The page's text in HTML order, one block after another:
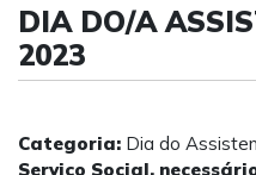
DIA DO/A
2023
Categoria: Dia do
Serviço Social,